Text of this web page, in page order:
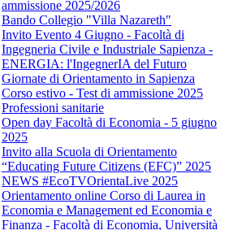
ammissione 2025/2026
Bando Collegio "Villa Nazareth"
Invito Evento 4 Giugno - Facoltà di
Ingegneria Civile e Industriale Sapienza -
ENERGIA: l'IngegnerIA del Futuro
Giornate di Orientamento in Sapienza
Corso estivo - Test di ammissione 2025
Professioni sanitarie
Open day Facoltà di Economia - 5 giugno
2025
Invito alla Scuola di Orientamento
“Educating Future Citizens (EFC)” 2025
NEWS #EcoTVOrientaLive 2025
Orientamento online Corso di Laurea in
Economia e Management ed Economia e
Finanza - Facoltà di Economia, Università